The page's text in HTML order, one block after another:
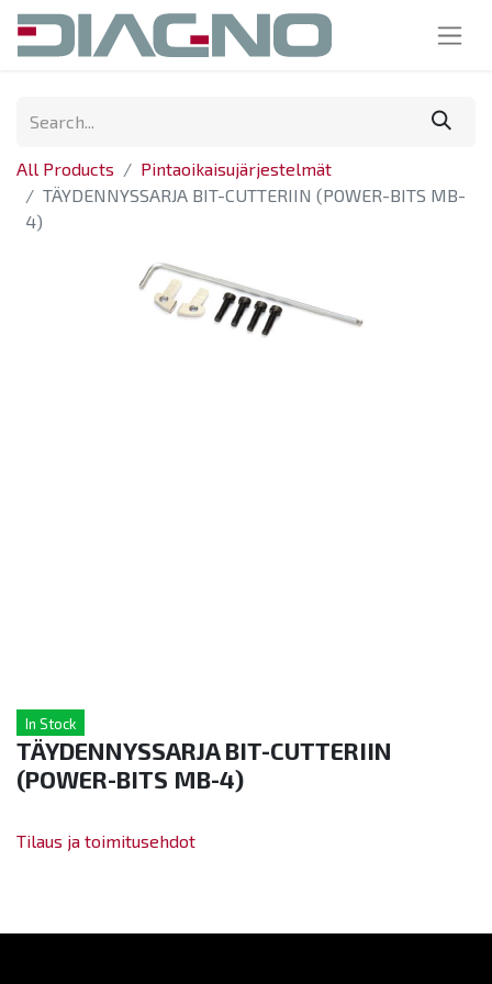
All Products
Pintaoikaisujärjestelmät
TÄYDENNYSSARJA BIT-CUTTERIIN (POWER-BITS MB-
4)
In Stock
TÄYDENNYSSARJA BIT-CUTTERIIN
(POWER-BITS MB-4)
Tilaus ja toimitusehdot